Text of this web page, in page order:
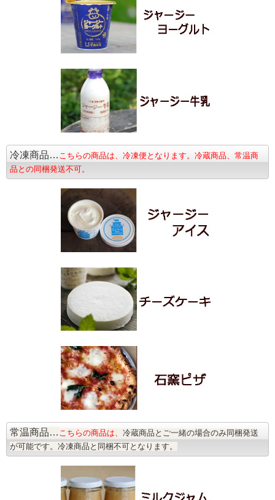
冷凍商品… こちらの商品は、冷凍便となります。冷蔵商品、常温商
品との同梱発送不可。
常温商品… こちらの商品は、 冷蔵商品とご一緒の場合のみ同梱発送
が可能です。冷凍商品と同梱不可となります。